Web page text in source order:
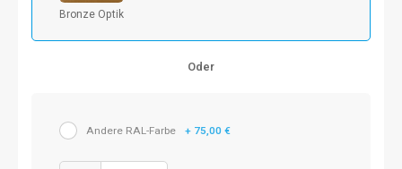
Bronze Optik
Oder
Andere RAL-Farbe + 75,00 €